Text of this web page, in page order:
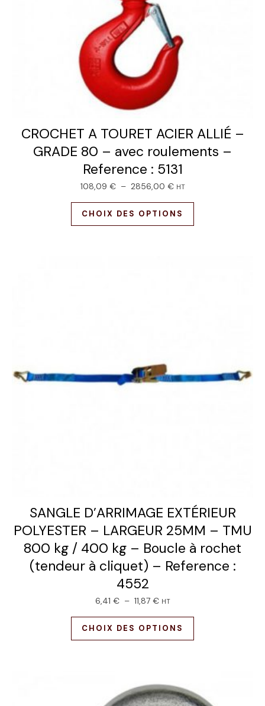
CROCHET A TOURET ACIER ALLIÉ –
GRADE 80 – avec roulements –
Reference : 5131
108,09 € – 2856,00 € HT
CHOIX DES OPTIONS
SANGLE D’ARRIMAGE EXTÉRIEUR
POLYESTER – LARGEUR 25MM – TMU
800 kg / 400 kg – Boucle à rochet
(tendeur à cliquet) – Reference :
4552
6,41 € – 11,87 € HT
CHOIX DES OPTIONS